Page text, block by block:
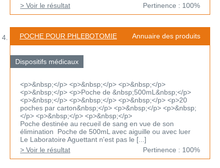
> Voir le résultat
Pertinence : 100%
POCHE POUR PHLEBOTOMIE Annuaire des produits
Dispositifs médicaux
<p>&nbsp;</p> <p>&nbsp;</p> <p>&nbsp;</p>
<p>&nbsp;</p> <p>Poche de &nbsp;500mL&nbsp;</p>
<p>&nbsp;</p> <p>&nbsp;</p> <p>&nbsp;</p> <p>20
poches par carton&nbsp;</p> <p>&nbsp;</p> <p>&nbsp;
</p> <p>&nbsp;</p> <p>&nbsp;</p>
Poche destinée au recueil de sang en vue de son
élimination Poche de 500mL avec aiguille ou avec luer
Le Laboratoire Aguettant n'est pas le [...]
> Voir le résultat
Pertinence : 100%